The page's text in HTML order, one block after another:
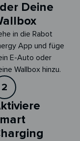
Deine
in die Rabot
App und füge
E-Auto oder
Wallbox hinzu.
2